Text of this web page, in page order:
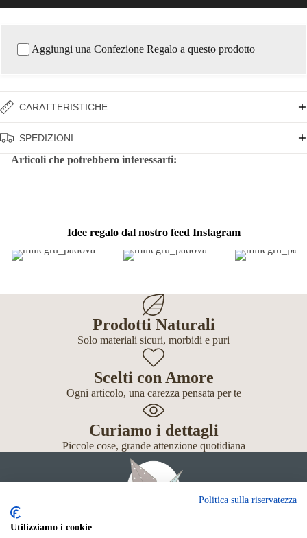
Aggiungi una Confezione Regalo a questo prodotto
CARATTERISTICHE
SPEDIZIONI
Articoli che potrebbero interessarti:
Idee regalo dal nostro feed Instagram
Prodotti Naturali
Solo materiali sicuri, morbidi e puri
Scelti con Amore
Ogni articolo, una carezza pensata per te
Curiamo i dettagli
Piccole cose, grande attenzione quotidiana
Politica sulla riservatezza
Utilizziamo i cookie